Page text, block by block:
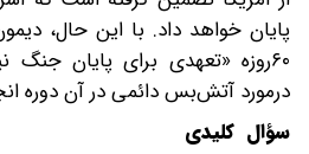
پایان خواهد داد. با این حال،
۶۰روزه «تعهدی برای پایان
درمورد آتش‌بس دائمی در آن دوره
سؤال کلیدی